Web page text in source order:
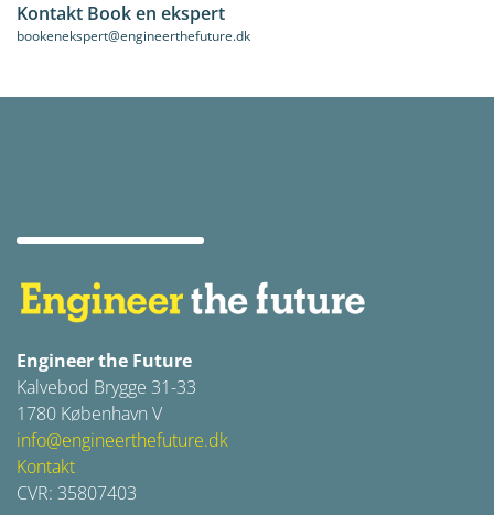
Kontakt Book en ekspert
bookenekspert@engineerthefuture.dk
Engineer the Future
Kalvebod Brygge 31-33
1780 København V
info@engineerthefuture.dk
Kontakt
CVR: 35807403